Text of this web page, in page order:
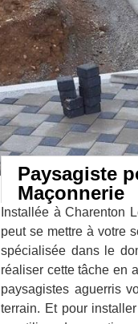
Paysagiste
Maçonnerie
Installée à Charenton
peut se mettre à votre
spécialisée dans le
réaliser cette tâche en
paysagistes aguerris
terrain. Et pour